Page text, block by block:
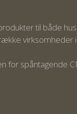
til både
virksomheder i
spåntagende